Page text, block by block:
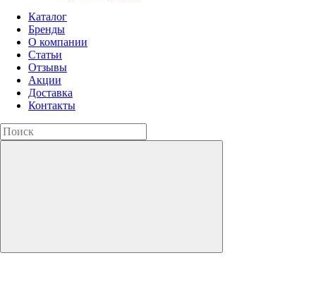
Каталог
Бренды
О компании
Статьи
Отзывы
Акции
Доставка
Контакты